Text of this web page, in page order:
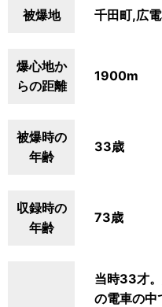
被爆地 千田町,広
爆心地か
らの距離
1900m
被爆時の
年齢
33歳
収録時の
年齢
73歳
当時33才
の電車の中